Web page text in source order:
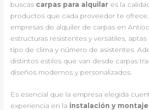
buscas carpas para alquilar es la
productos que cada proveedor te
empresas de alquiler de carpas en
estructuras resistentes y versátiles,
tipo de clima y número de asistentes.
distintos estilos que van desde carpas
diseños modernos y personalizados.
Es esencial que la empresa elegida
experiencia en la instalación y